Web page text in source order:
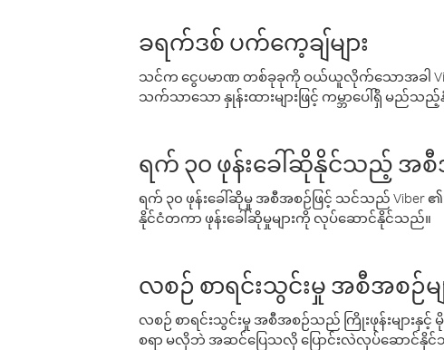
ခရက်ဒစ် ပက်ကေ့ချ်များ
သင်က ငွေပမာဏ တစ်ခုခုကို ဝယ်ယူလိုက်သောအခါ
သက်သာသော နှုန်းထားများဖြင့် ကမ္ဘာပေါ်ရှိ မည်
ရက် ၃၀ ဖုန်းခေါ်ဆိုနိုင်သည့် အစီ
ရက် ၃၀ ဖုန်းခေါ်ဆိုမှု အစီအစဉ်ဖြင့် သင်သည် Viber
နိုင်ငံတကာ ဖုန်းခေါ်ဆိုမှုများကို လုပ်ဆောင်နိုင်သည်။
လစဉ် စာရင်းသွင်းမှု အစီအစဉ်မျ
လစဉ် စာရင်းသွင်းမှု အစီအစဉ်သည် ကြိုးဖုန်းများနှ
စရာ မလိုဘဲ အဆင်ပြေသလို ပြောင်းလဲလုပ်ဆောင်နို